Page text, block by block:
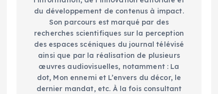
du développement de contenus à impact.
Son parcours est marqué par des
recherches scientifiques sur la perception
des espaces scéniques du journal télévisé
ainsi que par la réalisation de plusieurs
œuvres audiovisuelles, notamment : La
dot, Mon ennemi et L’envers du décor, le
dernier mandat, etc. À la fois consultant